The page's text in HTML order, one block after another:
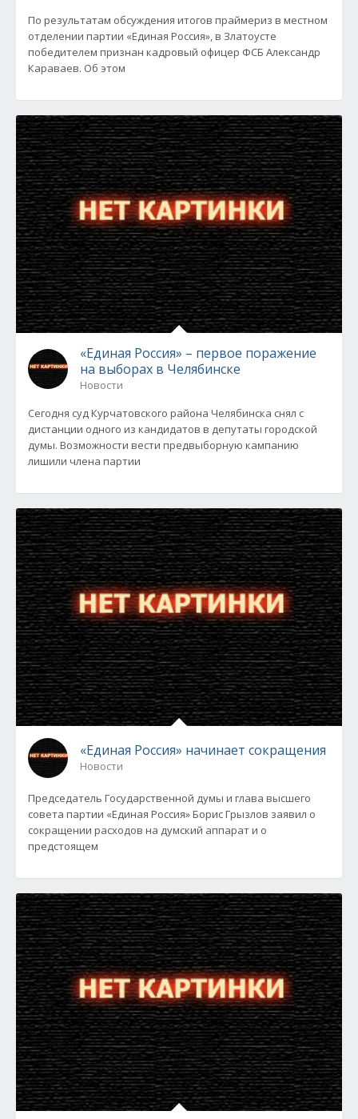
По результатам обсуждения итогов праймериз в местном
отделении партии «Единая Россия», в Златоусте
победителем признан кадровый офицер ФСБ Александр
Караваев. Об этом
«Единая Россия» – первое поражение
на выборах в Челябинске
Новости
Сегодня суд Курчатовского района Челябинска снял с
дистанции одного из кандидатов в депутаты городской
думы. Возможности вести предвыборную кампанию
лишили члена партии
«Единая Россия» начинает сокращения
Новости
Председатель Государственной думы и глава высшего
совета партии «Единая Россия» Борис Грызлов заявил о
сокращении расходов на думский аппарат и о
предстоящем